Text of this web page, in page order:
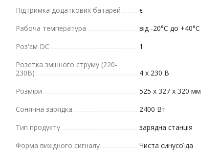
Підтримка додаткових батарей
є
Рабоча температура
від -20°С до +40°C
Роз'єм DC
1
Розетка змінного струму (220-
230В)
4 х 230 В
Розміри
525 х 327 х 320 мм
Сонячна зарядка
2400 Вт
Тип продукту
зарядна станція
Форма вихідного сигналу
Чиста синусоїда